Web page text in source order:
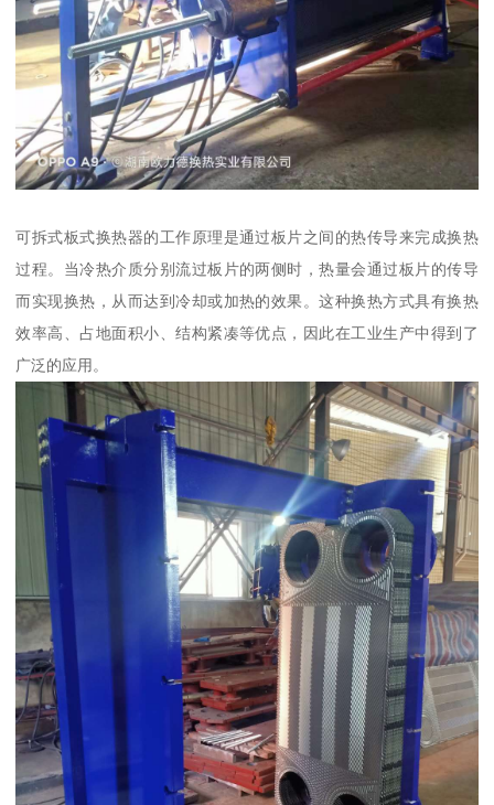
可拆式板式换热器的工作原理是通过板片之间的热传导来完成换热
过程。当冷热介质分别流过板片的两侧时，热量会通过板片的传导
而实现换热，从而达到冷却或加热的效果。这种换热方式具有换热
效率高、占地面积小、结构紧凑等优点，因此在工业生产中得到了
广泛的应用。